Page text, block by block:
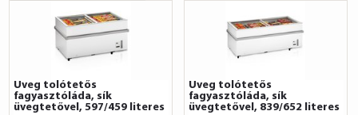
Üveg tolótetős
fagyasztóláda, sík
üvegtetővel, 597/459 literes
Üveg tolótetős
fagyasztóláda, sík
üvegtetővel, 839/652 literes